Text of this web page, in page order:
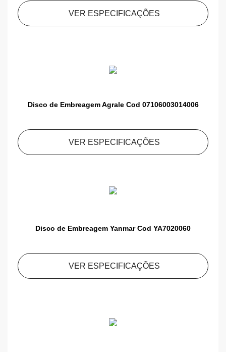
VER ESPECIFICAÇÕES
Disco de Embreagem Agrale Cod 07106003014006
VER ESPECIFICAÇÕES
Disco de Embreagem Yanmar Cod YA7020060
VER ESPECIFICAÇÕES